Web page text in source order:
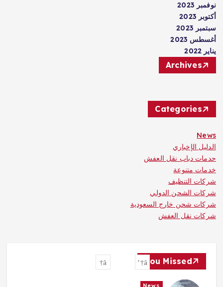
نوفمبر 2023
أكتوبر 2023
سبتمبر 2023
أغسطس 2023
يناير 2022
Archives
Categories
News
الدليل الإخباري
حدمات دباب نقل العفش
خدمات متنوعة
شركات التنظيف
شركات الشحن الدولي
شركات شحن خارج السعودية
شركات نقل العفش
You Missed
News